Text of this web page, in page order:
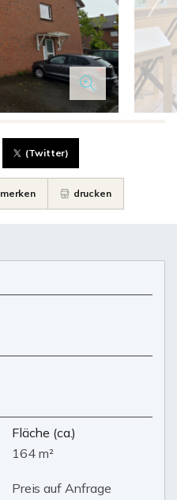
(Twitter)
merken drucken
Fläche (ca.)
164 m²
Preis auf Anfrage